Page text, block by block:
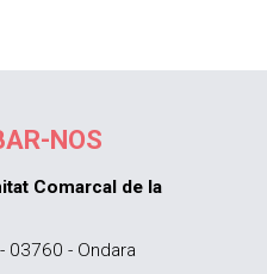
NOS
Comarcal de la
03760 - Ondara